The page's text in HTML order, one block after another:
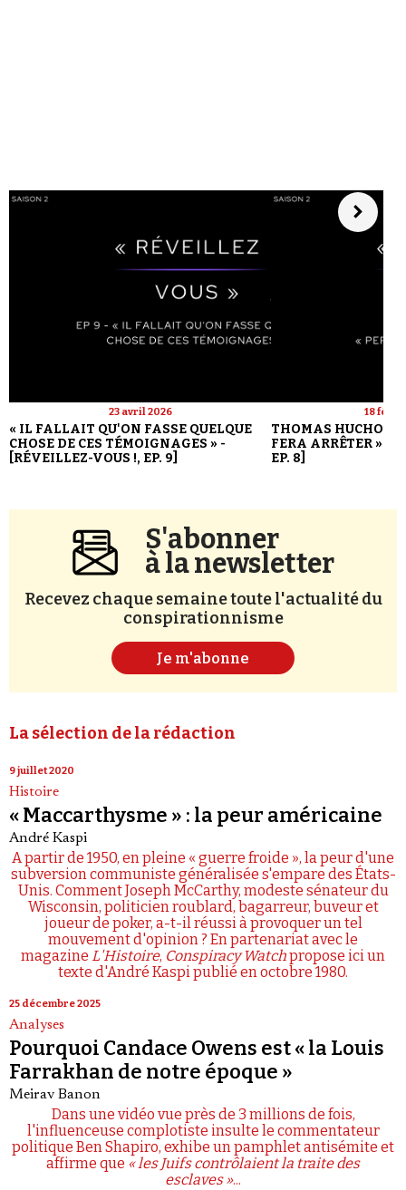
23 avril 2026
« IL FALLAIT QU'ON FASSE QUELQUE
CHOSE DE CES TÉMOIGNAGES » -
[RÉVEILLEZ-VOUS !, EP. 9]
18
THOMAS HUCHON :
FERA ARRÊTER » -
EP. 8]
S'abonner
à la newsletter
Recevez chaque semaine toute l'actualité du
conspirationnisme
Je m'abonne
La sélection de la rédaction
9 juillet 2020
Histoire
« Maccarthysme » : la peur américaine
André Kaspi
A partir de 1950, en pleine « guerre froide », la peur d'une
subversion communiste généralisée s'empare des États-
Unis. Comment Joseph McCarthy, modeste sénateur du
Wisconsin, politicien roublard, bagarreur, buveur et
joueur de poker, a-t-il réussi à provoquer un tel
mouvement d'opinion ? En partenariat avec le
magazine L'Histoire, Conspiracy Watchpropose ici un
texte d'André Kaspi publié en octobre 1980.
25 décembre 2025
Analyses
Pourquoi Candace Owens est « la Louis
Farrakhan de notre époque »
Meirav Banon
Dans une vidéo vue près de 3 millions de fois,
l'influenceuse complotiste insulte le commentateur
politique Ben Shapiro, exhibe un pamphlet antisémite et
affirme que « les Juifs contrôlaient la traite des
esclaves »...